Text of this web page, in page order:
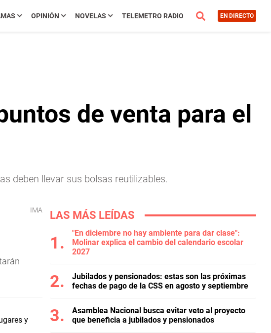
OPINIÓN NOVELAS TELEMETRO RADIO EN DIRECTO
de venta para el
deben llevar sus bolsas reutilizables.
IMA
y
LAS MÁS LEÍDAS
"En diciembre no hay ambiente para dar clase":
Molinar explica el cambio del calendario escolar
2027
Jubilados y pensionados: estas son las próximas
fechas de pago de la CSS en agosto y septiembre
Asamblea Nacional busca evitar veto al proyecto
que beneficia a jubilados y pensionados